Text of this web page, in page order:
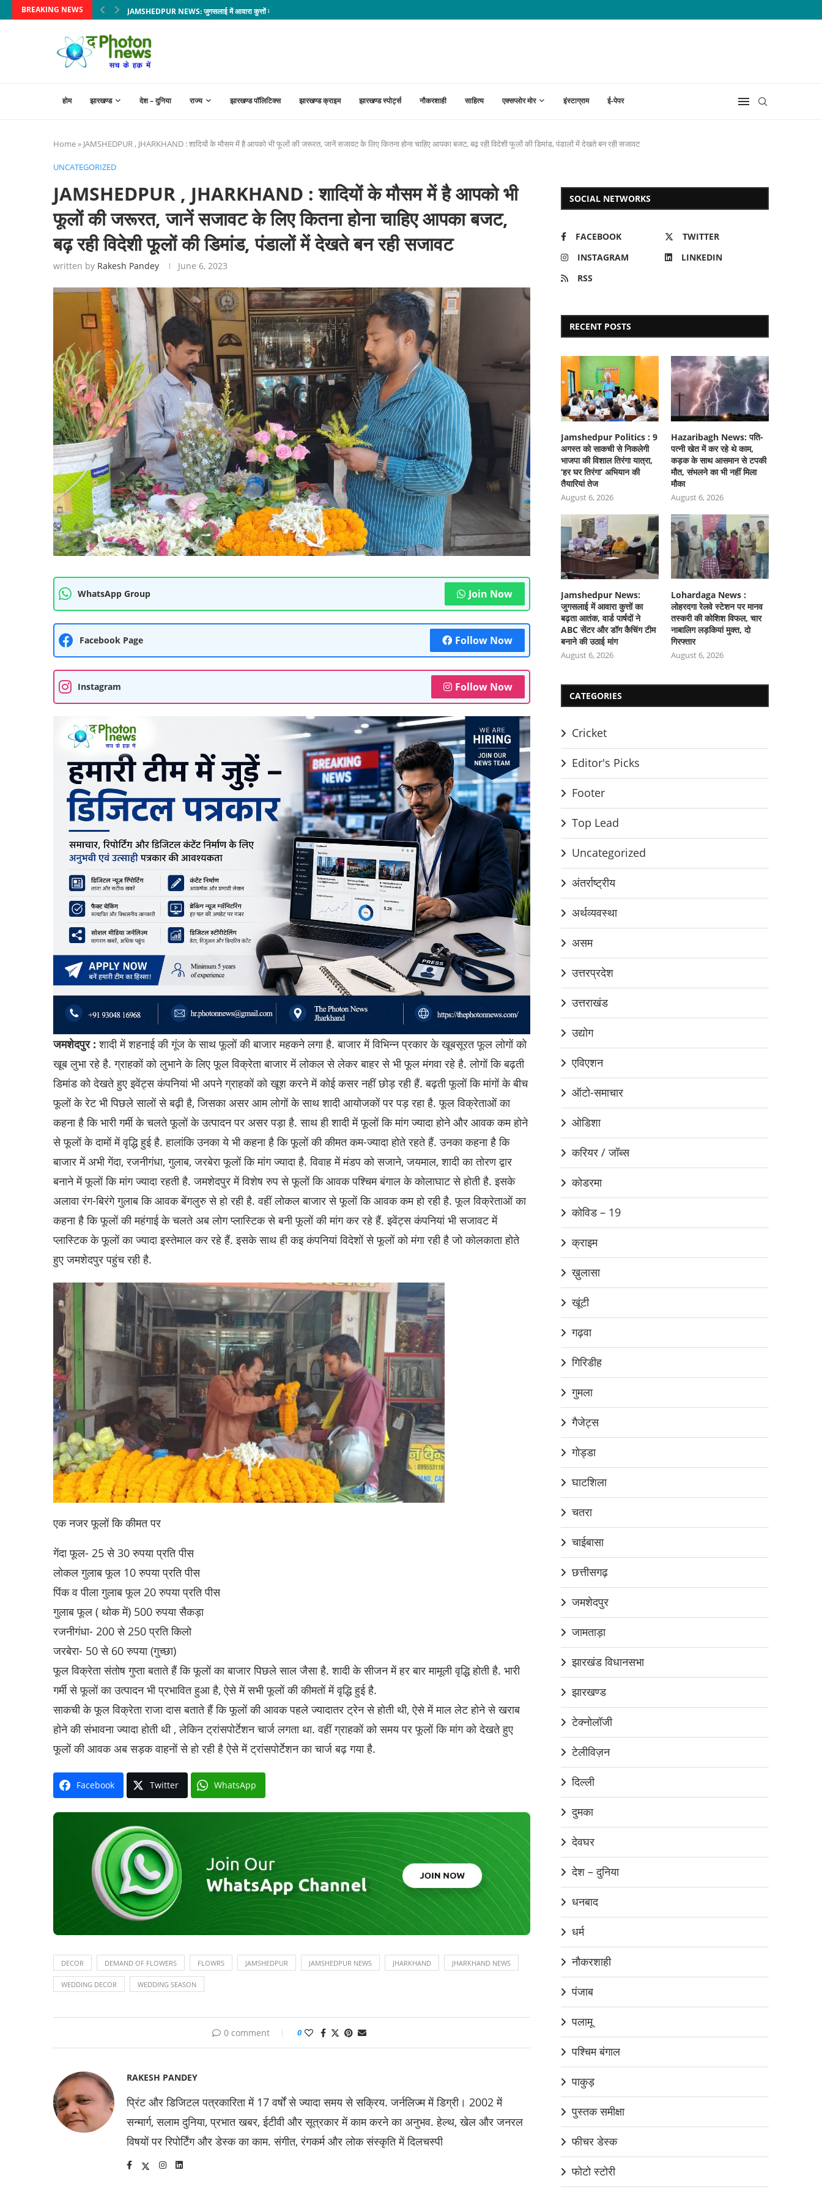
BREAKING NEWS JAMSHEDPUR NEWS: जुगसलाई में आवारा कुत्तों का बढ़ता आतंक, वार्ड पार्षदों ने ABC सेंटर और...
होम झारखण्ड देश – दुनिया राज्य झारखण्ड पॉलिटिक्स झारखण्ड क्राइम झारखण्ड स्पोर्ट्स नौकरशाही साहित्य एक्सप्लोर मोर इंस्टाग्राम ई-पेपर
Home» JAMSHEDPUR , JHARKHAND : शादियों के मौसम में है आपको भी फूलों की जरूरत, जानें सजावट के लिए कितना होना चाहिए आपका बजट, बढ़ रही विदेशी फूलों की डिमांड, पंडालों में देखते बन रही सजावट
UNCATEGORIZED
JAMSHEDPUR , JHARKHAND : शादियों के मौसम में है आपको भी
फूलों की जरूरत, जानें सजावट के लिए कितना होना चाहिए आपका बजट,
बढ़ रही विदेशी फूलों की डिमांड, पंडालों में देखते बन रही सजावट
written by Rakesh Pandey June 6, 2023
WhatsApp Group Join Now
Facebook Page Follow Now
Instagram Follow Now
जमशेदपुर : शादी में शहनाई की गूंज के साथ फूलों की बाजार महकने लगा है. बाजार में विभिन्न प्रकार के खूबसूरत फूल लोगों को
खूब लुभा रहे है. ग्राहकों को लुभाने के लिए फूल विक्रेता बाजार में लोकल से लेकर बाहर से भी फूल मंगवा रहे है. लोगों कि बढ़ती
डिमांड को देखते हुए इवेंट्स कंपनियां भी अपने ग्राहकों को खूश करने में कोई कसर नहीं छोड़ रही हैं. बढ़ती फूलों कि मांगों के बीच
फूलों के रेट भी पिछले सालों से बढ़ी है, जिसका असर आम लोगों के साथ शादी आयोजकों पर पड़ रहा है. फूल विक्रेताओं का
कहना है कि भारी गर्मी के चलते फूलों के उत्पादन पर असर पड़ा है. साथ ही शादी में फूलों कि मांग ज्यादा होने और आवक कम होने
से फूलों के दामों में वृद्धि हुई है. हालांकि उनका ये भी कहना है कि फूलों की कीमत कम-ज्यादा होते रहते हैं. उनका कहना है कि
बाजार में अभी गेंदा, रजनीगंधा, गुलाब, जरबेरा फूलों कि मांग ज्यादा है. विवाह में मंडप को सजाने, जयमाल, शादी का तोरण द्वार
बनाने में फूलों कि मांग ज्यादा रहती है. जमशेदपुर में विशेष रुप से फूलों कि आवक पश्चिम बंगाल के कोलाघाट से होती है. इसके
अलावा रंग-बिरंगे गुलाब कि आवक बेंगलुरु से हो रही है. वहीं लोकल बाजार से फूलों कि आवक कम हो रही है. फूल विक्रेताओं का
कहना है कि फूलों की महंगाई के चलते अब लोग प्लास्टिक से बनी फूलों की मांग कर रहे हैं. इवेंट्स कंपनियां भी सजावट में
प्लास्टिक के फूलों का ज्यादा इस्तेमाल कर रहे हैं. इसके साथ ही कइ कंपनियां विदेशों से फूलों को मंगा रही है जो कोलकाता होते
हुए जमशेदपुर पहुंच रही है.
एक नजर फूलों कि कीमत पर
गेंदा फूल- 25 से 30 रुपया प्रति पीस
लोकल गुलाब फूल 10 रुपया प्रति पीस
पिंक व पीला गुलाब फूल 20 रुपया प्रति पीस
गुलाब फूल ( थोक में) 500 रुपया सैकड़ा
रजनीगंधा- 200 से 250 प्रति किलो
जरबेरा- 50 से 60 रुपया (गुच्छा)
फूल विक्रेता संतोष गुप्ता बताते हैं कि फूलों का बाजार पिछले साल जैसा है. शादी के सीजन में हर बार मामूली वृद्धि होती है. भारी
गर्मी से फूलों का उत्पादन भी प्रभावित हुआ है, ऐसे में सभी फूलों की कीमतों में वृद्धि हुई है.
साकची के फूल विक्रेता राजा दास बताते हैं कि फूलों की आवक पहले ज्यादातर ट्रेन से होती थी, ऐसे में माल लेट होने से खराब
होने की संभावना ज्यादा होती थी , लेकिन ट्रांसपोर्टेशन चार्ज लगता था. वहीं ग्राहकों को समय पर फूलों कि मांग को देखते हुए
फूलों की आवक अब सड़क वाहनों से हो रही है ऐसे में ट्रांसपोर्टेशन का चार्ज बढ़ गया है.
Facebook Twitter WhatsApp
DECOR DEMAND OF FLOWERS FLOWRS JAMSHEDPUR JAMSHEDPUR NEWS JHARKHAND JHARKHAND NEWS
WEDDING DECOR WEDDING SEASON
0 comment 0
RAKESH PANDEY
प्रिंट और डिजिटल पत्रकारिता में 17 वर्षों से ज्यादा समय से सक्रिय. जर्नलिज्म में डिग्री। 2002 में
सन्मार्ग, सलाम दुनिया, प्रभात खबर, ईटीवी और सूत्रकार में काम करने का अनुभव. हेल्थ, खेल और जनरल
विषयों पर रिपोर्टिंग और डेस्क का काम. संगीत, रंगकर्म और लोक संस्कृति में दिलचस्पी
SOCIAL NETWORKS
FACEBOOK
TWITTER
INSTAGRAM
LINKEDIN
RSS
RECENT POSTS
Jamshedpur Politics : 9
अगस्त को साकची से निकलेगी
भाजपा की विशाल तिरंगा यात्रा,
‘हर घर तिरंगा’ अभियान की
तैयारियां तेज
August 6, 2026
Hazaribagh News: पति-
पत्नी खेत में कर रहे थे काम,
कड़क के साथ आसमान से टपकी
मौत, संभलने का भी नहीं मिला
मौका
August 6, 2026
Jamshedpur News:
जुगसलाई में आवारा कुत्तों का
बढ़ता आतंक, वार्ड पार्षदों ने
ABC सेंटर और डॉग कैचिंग टीम
बनाने की उठाई मांग
August 6, 2026
Lohardaga News :
लोहरदगा रेलवे स्टेशन पर मानव
तस्करी की कोशिश विफल, चार
नाबालिग लड़कियां मुक्त, दो
गिरफ्तार
August 6, 2026
CATEGORIES
Cricket
Editor's Picks
Footer
Top Lead
Uncategorized
अंतर्राष्ट्रीय
अर्थव्यवस्था
असम
उत्तरप्रदेश
उत्तराखंड
उद्योग
एविएशन
ऑटो-समाचार
ओडिशा
करियर / जॉब्स
कोडरमा
कोविड – 19
क्राइम
ख़ुलासा
खूंटी
गढ़वा
गिरिडीह
गुमला
गैजेट्स
गोड्डा
घाटशिला
चतरा
चाईबासा
छत्तीसगढ़
जमशेदपुर
जामताड़ा
झारखंड विधानसभा
झारखण्ड
टेक्नोलॉजी
टेलीविज़न
दिल्ली
दुमका
देवघर
देश – दुनिया
धनबाद
धर्म
नौकरशाही
पंजाब
पलामू
पश्चिम बंगाल
पाकुड़
पुस्तक समीक्षा
फीचर डेस्क
फोटो स्टोरी